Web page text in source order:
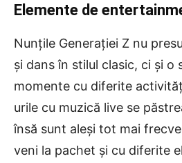
Elemente de
Nunțile Generației Z nu
și dans în stilul clasic, ci și o
momente cu diferite
urile cu muzică live se
însă sunt aleși tot mai
veni la pachet și cu diferite